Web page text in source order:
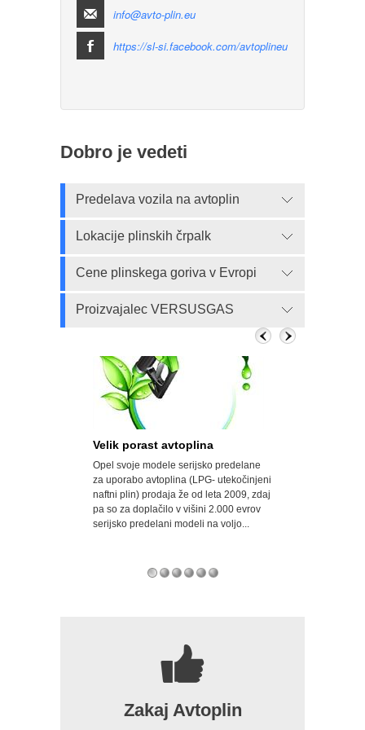
info@avto-plin.eu
https://sl-si.facebook.com/avtoplineu
Dobro je vedeti
Predelava vozila na avtoplin
Lokacije plinskih črpalk
Cene plinskega goriva v Evropi
Proizvajalec VERSUSGAS
Velik porast avtoplina
Opel svoje modele serijsko predelane
za uporabo avtoplina (LPG- utekočinjeni
naftni plin) prodaja že od leta 2009, zdaj
pa so za doplačilo v višini 2.000 evrov
serijsko predelani modeli na voljo...
7
Zakaj Avtoplin